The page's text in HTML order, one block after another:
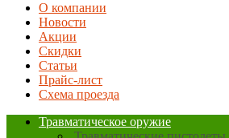
О компании
Новости
Акции
Скидки
Статьи
Прайс-лист
Схема проезда
Травматическое оружие